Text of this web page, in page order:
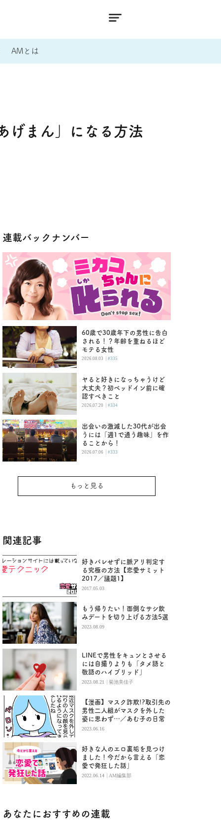
AMとは
げまん」になる方法
連載バックナンバー
60歳で30歳年下の男性に告白
される！？年齢を重ねるほど
モテる女性
2026.08.03 | #335
ヤると好きになっちゃうけど
大丈夫？初ベッドイン前に確
認すべきこと
2026.07.20 | #334
出会いの激減した30代が出会
うには「週1で通う趣味」を作
ることから！
2026.07.06 | #333
もっと見る
関連記事
好きバレせずに脈アリ判定す
る究極の方法【恋愛サミット
2017／議題1】
2017.05.03
もう帰りたい！面倒なサシ飲
みデートを切り上げる方法5選
2023.08.09
LINEで男性をキュンとさせる
には自撮りよりも「タメ語と
敬語のハイブリッド」
2023.08.21 | 菊池美佳子
【漫画】マスク詐欺!?取引先の
男性二人組がマスクを外した
姿に思わず…／あむ子の日常
2023.06.16
好きな人のエロ裏垢を見つけ
ました！今だから言える「恋
愛で発狂した話」
2022.06.14 | AM編集部
あなたにおすすめの連載